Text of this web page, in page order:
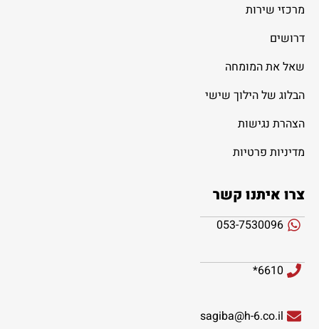
מרכזי שירות
דרושים
שאל את המומחה
הבלוג של הילוך שישי
הצהרת נגישות
מדיניות פרטיות
צרו איתנו קשר
053-7530096
6610*
sagiba@h-6.co.il